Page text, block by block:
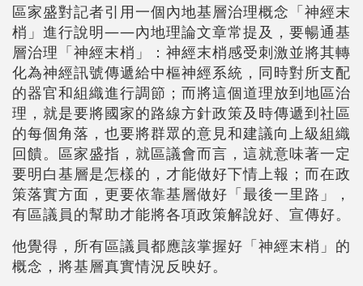
區家盛對記者引用一個內地基層治理概念「神經末
梢」進行說明——內地理論文章常提及，要暢通基
層治理「神經末梢」：神經末梢感受刺激並將其轉
化為神經訊號傳遞給中樞神經系統，同時對所支配
的器官和組織進行調節；而將這個道理放到地區治
理，就是要將國家的路線方針政策及時傳遞到社區
的每個角落，也要將群眾的意見和建議向上級組織
回饋。區家盛指，就區議會而言，這就意味著一定
要明白基層是怎樣的，才能做好下情上報；而在政
策落實方面，更要依靠基層做好「最後一里路」，
有區議員的幫助才能將各項政策解說好、宣傳好。
他覺得，所有區議員都應該掌握好「神經末梢」的
概念，將基層真實情況反映好。